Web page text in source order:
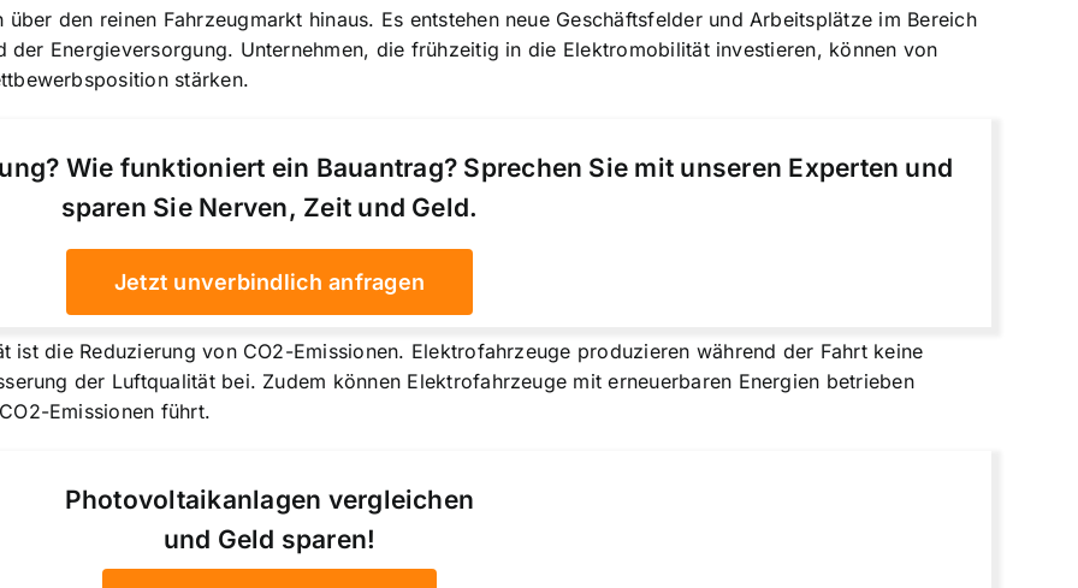
den reinen Fahrzeugmarkt hinaus. Es entstehen neue Geschäftsfelder und Arbeitsplätze im Bereich
Energieversorgung. Unternehmen, die frühzeitig in die Elektromobilität investieren, können von
stärken.
Wie funktioniert ein Bauantrag? Sprechen Sie mit unseren Experten und
sparen Sie Nerven, Zeit und Geld.
Jetzt unverbindlich anfragen
ist die Reduzierung von CO2-Emissionen. Elektrofahrzeuge produzieren während der Fahrt keine
der Luftqualität bei. Zudem können Elektrofahrzeuge mit erneuerbaren Energien betrieben
Emissionen führt.
Photovoltaikanlagen vergleichen
und Geld sparen!